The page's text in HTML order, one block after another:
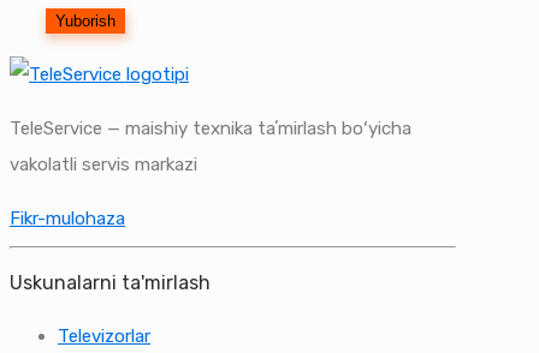
TeleService — maishiy texnika taʼmirlash boʻyicha
vakolatli servis markazi
Fikr-mulohaza
Uskunalarni ta'mirlash
Televizorlar